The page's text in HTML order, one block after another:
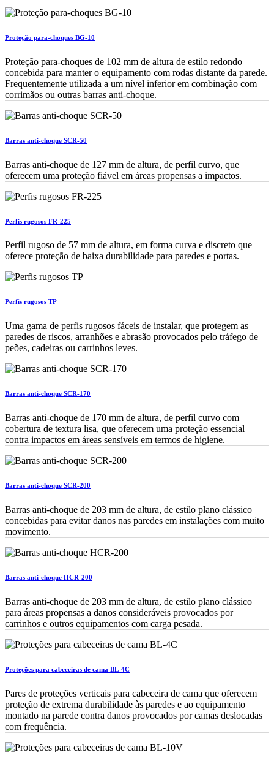
Proteção para-choques BG-10
Proteção para-choques de 102 mm de altura de estilo redondo
concebida para manter o equipamento com rodas distante da parede.
Frequentemente utilizada a um nível inferior em combinação com
corrimãos ou outras barras anti-choque.
Barras anti-choque SCR-50
Barras anti-choque de 127 mm de altura, de perfil curvo, que
oferecem uma proteção fiável em áreas propensas a impactos.
Perfis rugosos FR-225
Perfil rugoso de 57 mm de altura, em forma curva e discreto que
oferece proteção de baixa durabilidade para paredes e portas.
Perfis rugosos TP
Uma gama de perfis rugosos fáceis de instalar, que protegem as
paredes de riscos, arranhões e abrasão provocados pelo tráfego de
peões, cadeiras ou carrinhos leves.
Barras anti-choque SCR-170
Barras anti-choque de 170 mm de altura, de perfil curvo com
cobertura de textura lisa, que oferecem uma proteção essencial
contra impactos em áreas sensíveis em termos de higiene.
Barras anti-choque SCR-200
Barras anti-choque de 203 mm de altura, de estilo plano clássico
concebidas para evitar danos nas paredes em instalações com muito
movimento.
Barras anti-choque HCR-200
Barras anti-choque de 203 mm de altura, de estilo plano clássico
para áreas propensas a danos consideráveis provocados por
carrinhos e outros equipamentos com carga pesada.
Proteções para cabeceiras de cama BL-4C
Pares de proteções verticais para cabeceira de cama que oferecem
proteção de extrema durabilidade às paredes e ao equipamento
montado na parede contra danos provocados por camas deslocadas
com frequência.